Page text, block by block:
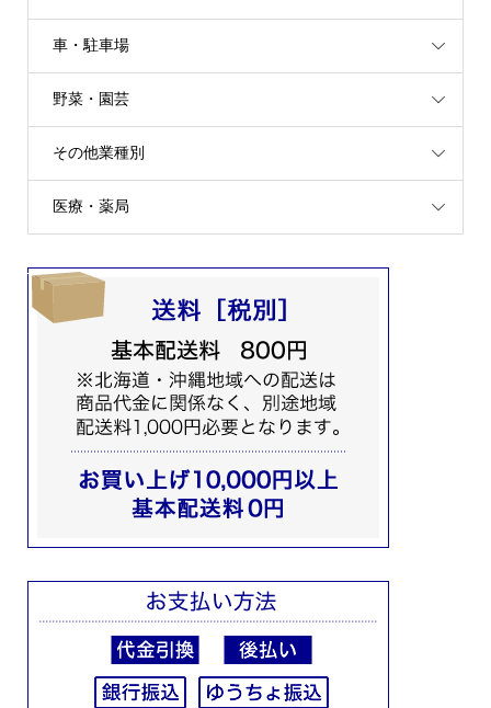
車・駐車場
野菜・園芸
その他業種別
医療・薬局